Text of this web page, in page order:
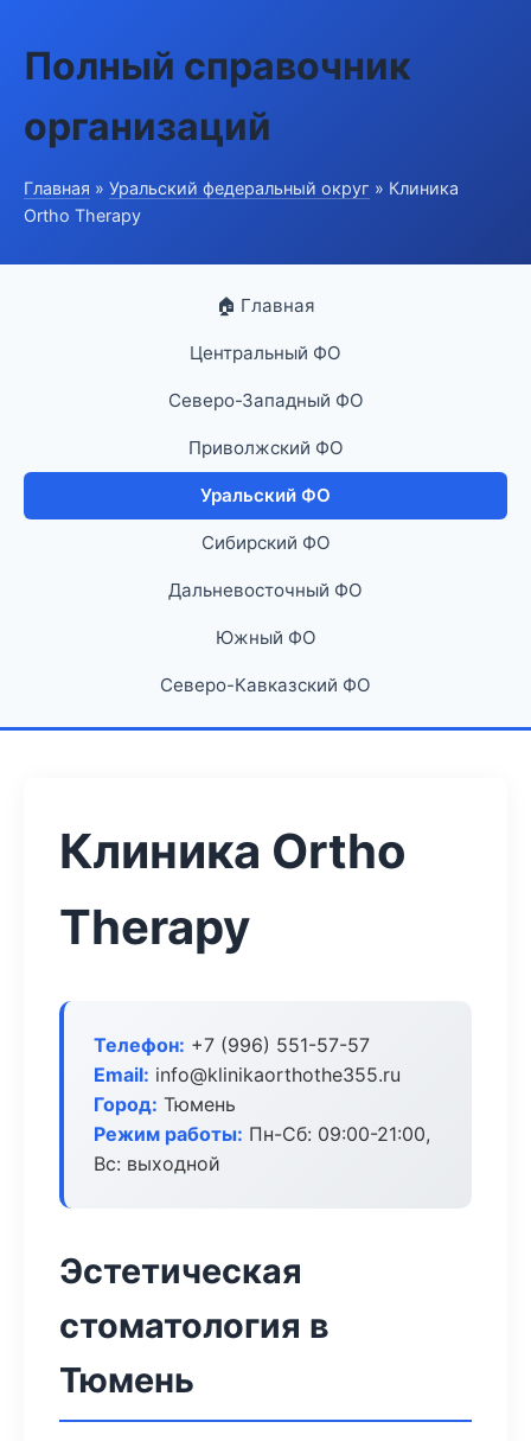
Полный справочник
организаций
Главная » Уральский федеральный округ » Клиника
Ortho Therapy
🏠 Главная
Центральный ФО
Северо-Западный ФО
Приволжский ФО
Уральский ФО
Сибирский ФО
Дальневосточный ФО
Южный ФО
Северо-Кавказский ФО
Клиника Ortho
Therapy
Телефон: +7 (996) 551-57-57
Email: info@klinikaorthothe355.ru
Город: Тюмень
Режим работы: Пн-Сб: 09:00-21:00,
Вс: выходной
Эстетическая
стоматология в
Тюмень